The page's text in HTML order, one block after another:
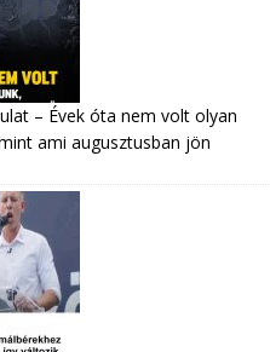
– Évek óta nem volt olyan
ami augusztusban jön